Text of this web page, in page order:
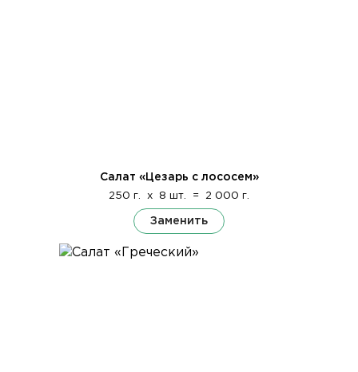
Салат «Цезарь с лососем»
250 г. x 8 шт. = 2 000 г.
Заменить